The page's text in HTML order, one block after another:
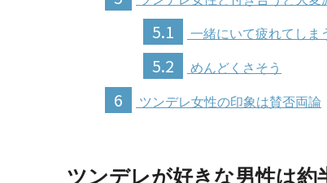
5.1 一緒にいて疲れてしま
5.2 めんどくさそう
6 ツンデレ女性の印象は賛否両論
ツンデレが好きな男性は約